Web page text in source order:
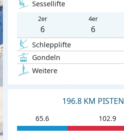
Sessellifte
2er
6
4er
6
Schlepplifte
Gondeln
Weitere
196.8 KM PISTEN
65.6 102.9